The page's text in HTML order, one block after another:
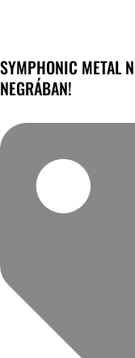
SYMPHONIC METAL
NEGRÁBAN!